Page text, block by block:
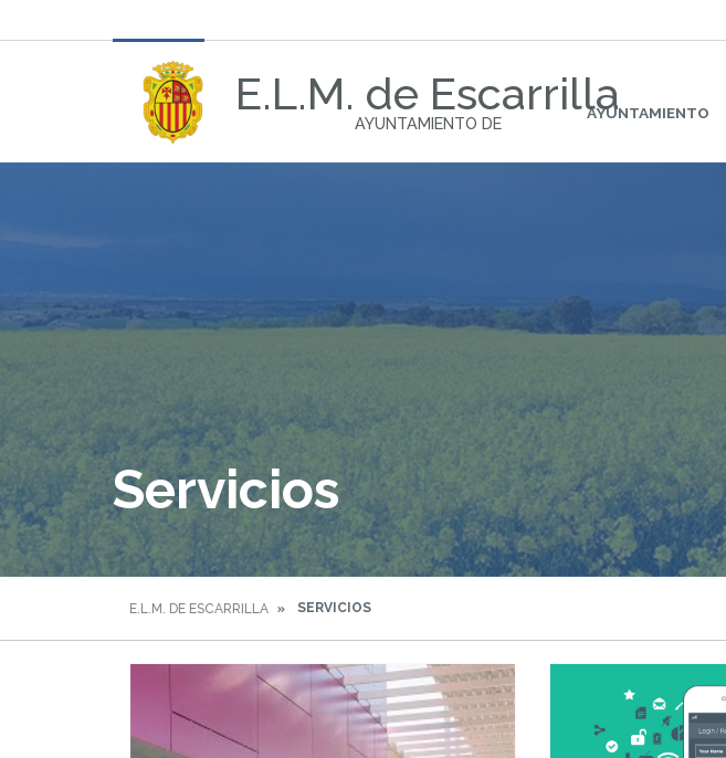
E.L.M. de Escarrilla
AYUNTAMIENTO DE
AYUNTAMIENTO
Servicios
E.L.M. DE ESCARRILLA SERVICIOS